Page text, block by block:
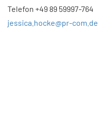
Telefon +49 89 59997-764
jessica.hocke@pr-com.de